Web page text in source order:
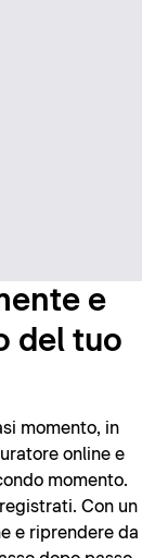
e
del tuo
momento, in
online e
momento.
Con un
e riprendere da